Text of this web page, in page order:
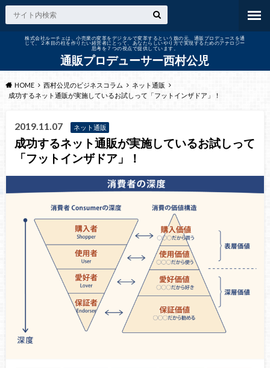
株式会社ルーチェは、小売業の変革をデジタルで変革するという旗の元、通販プロデュースを通
じて、２本目の柱を作りたい経営者にとって、あなたらしいやり方で実現するためのアナロジー
思考を７つの視点で提供しています。
通販プロデューサー西村公児
HOME 西村公児のビジネスコラム
ネット通販
成功するネット通販が実施しているお試しって「フットインザドア」！
2019.11.07 ネット通販
成功するネット通販が実施しているお試しって
「フットインザドア」！